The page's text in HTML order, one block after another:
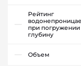
Рейтинг
при погружении
глубину
Объем